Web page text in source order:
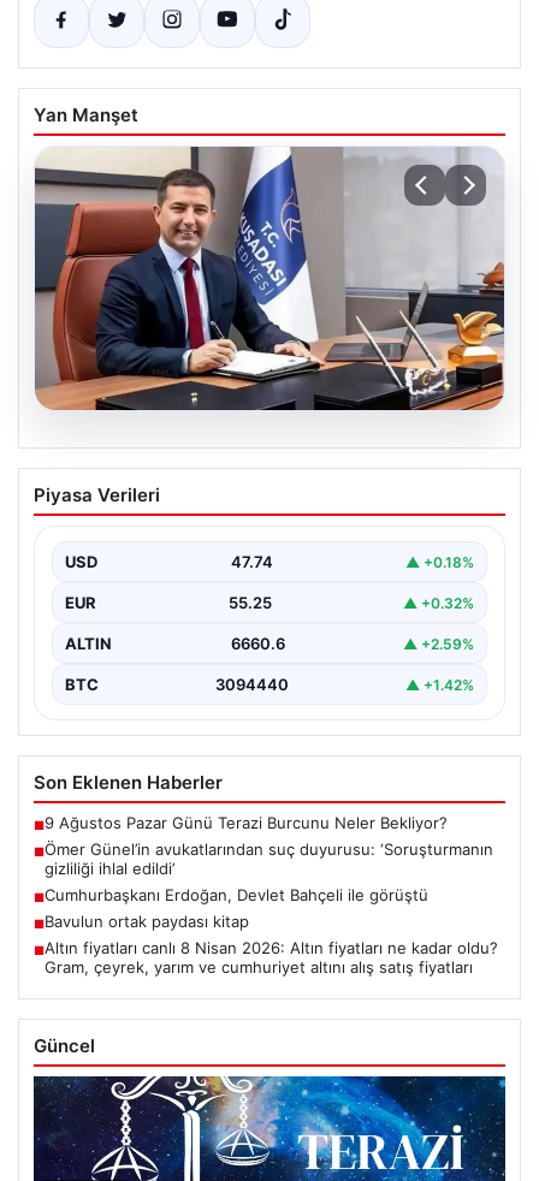
Yan Manşet
07.08.2026
Ömer Günel’in avukatlarından suç
duyurusu: ‘Soruşturmanın gizliliği ihlal
Piyasa Verileri
USD 47.74 ▲ +0.18%
EUR 55.25 ▲ +0.32%
ALTIN 6660.6 ▲ +2.59%
BTC 3094440 ▲ +1.42%
Son Eklenen Haberler
■9 Ağustos Pazar Günü Terazi Burcunu Neler Bekliyor?
■Ömer Günel’in avukatlarından suç duyurusu: ‘Soruşturmanın
gizliliği ihlal edildi’
■Cumhurbaşkanı Erdoğan, Devlet Bahçeli ile görüştü
■Bavulun ortak paydası kitap
■Altın fiyatları canlı 8 Nisan 2026: Altın fiyatları ne kadar oldu?
Gram, çeyrek, yarım ve cumhuriyet altını alış satış fiyatları
Güncel